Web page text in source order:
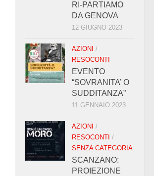
RI-PARTIAMO
DA GENOVA
12 GIUGNO 2023
AZIONI /
RESOCONTI
EVENTO
“SOVRANITA’ O
SUDDITANZA”
11 GENNAIO 2023
AZIONI /
RESOCONTI /
SENZA CATEGORIA
SCANZANO:
PROIEZIONE